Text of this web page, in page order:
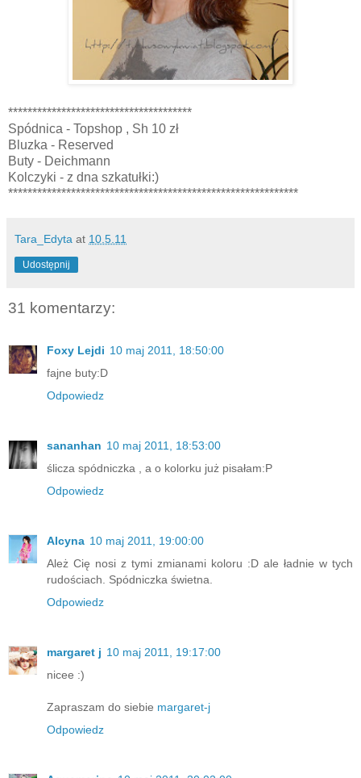
**************************************
Spódnica - Topshop , Sh 10 zł
Bluzka - Reserved
Buty - Deichmann
Kolczyki - z dna szkatułki:)
************************************************************
Tara_Edyta at 10.5.11
Udostępnij
31 komentarzy:
Foxy Lejdi 10 maj 2011, 18:50:00
fajne buty:D
Odpowiedz
sananhan 10 maj 2011, 18:53:00
ślicza spódniczka , a o kolorku już pisałam:P
Odpowiedz
Alcyna 10 maj 2011, 19:00:00
Ależ Cię nosi z tymi zmianami koloru :D ale ładnie w tych
rudościach. Spódniczka świetna.
Odpowiedz
margaret j 10 maj 2011, 19:17:00
nicee :)
Zapraszam do siebie margaret-j
Odpowiedz